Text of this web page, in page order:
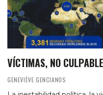
VÍCTIMAS, NO
GENEVIÈVE GENCIANOS